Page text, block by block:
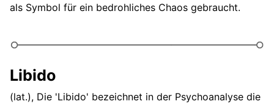
als Symbol für ein bedrohliches Chaos gebraucht.
Libido
(lat.), Die 'Libido' bezeichnet in der Psychoanalyse die